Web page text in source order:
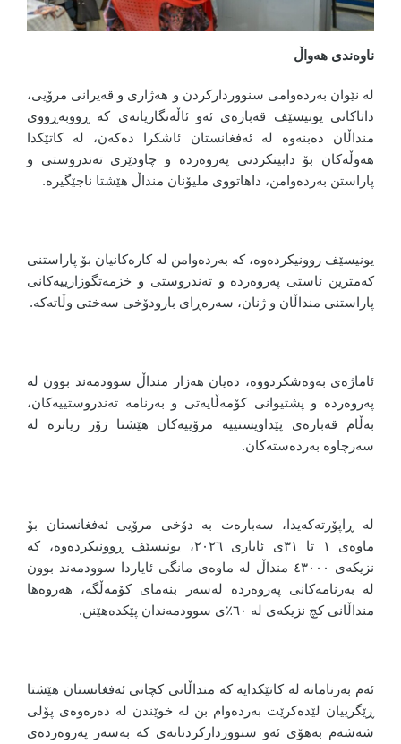
ناوەندی هەواڵ
لە نێوان بەردەوامی سنووردارکردن و هەژاری و قەیرانی مرۆیی،
داتاکانی یونیسێف قەبارەی ئەو ئاڵەنگاریانەی کە ڕووبەڕووی
منداڵان دەبنەوە لە ئەفغانستان ئاشکرا دەکەن، لە کاتێکدا
هەوڵەکان بۆ دابینکردنی پەروەردە و چاودێری تەندروستی و
پاراستن بەردەوامن، داهاتووی ملیۆنان منداڵ هێشتا ناجێگیرە.
یونیسێف روونیکردەوە، کە بەردەوامن لە کارەکانیان بۆ پاراستنی
کەمترین ئاستی پەروەردە و تەندروستی و خزمەتگوزارییەکانی
پاراستنی منداڵان و ژنان، سەرەڕای بارودۆخی سەختی وڵاتەکە.
ئاماژەی بەوەشکردووە، دەیان هەزار منداڵ سوودمەند بوون لە
پەروەردە و پشتیوانی کۆمەڵایەتی و بەرنامە تەندروستییەکان،
بەڵام قەبارەی پێداویستییە مرۆییەکان هێشتا زۆر زیاترە لە
سەرچاوە بەردەستەکان.
لە ڕاپۆرتەکەیدا، سەبارەت بە دۆخی مرۆیی ئەفغانستان بۆ
ماوەی ١ تا ٣١ی ئایاری ٢٠٢٦، یونیسێف ڕوونیکردەوە، کە
نزیکەی ٤٣٠٠٠ منداڵ لە ماوەی مانگی ئایاردا سوودمەند بوون
لە بەرنامەکانی پەروەردە لەسەر بنەمای کۆمەڵگە، هەروەها
منداڵانی کچ نزیکەی لە ٦٠٪ی سوودمەندان پێکدەهێنن.
ئەم بەرنامانە لە کاتێکدایە کە منداڵانی کچانی ئەفغانستان هێشتا
ڕێگرییان لێدەکرێت بەردەوام بن لە خوێندن لە دەرەوەی پۆلی
شەشەم بەهۆی ئەو سنووردارکردنانەی کە بەسەر پەروەردەی